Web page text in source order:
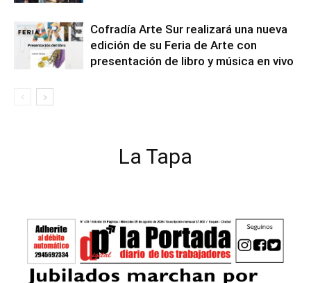
Cofradía Arte Sur realizará una nueva
edición de su Feria de Arte con
presentación de libro y música en vivo
La Tapa